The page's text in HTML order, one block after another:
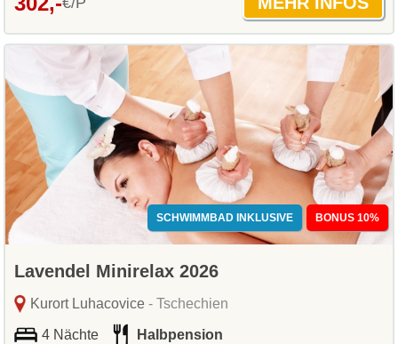
SCHWIMMBAD INKLUSIVE BONUS 10%
Lavendel Minirelax 2026
Kurort Luhacovice- Tschechien
4 Nächte Halbpension